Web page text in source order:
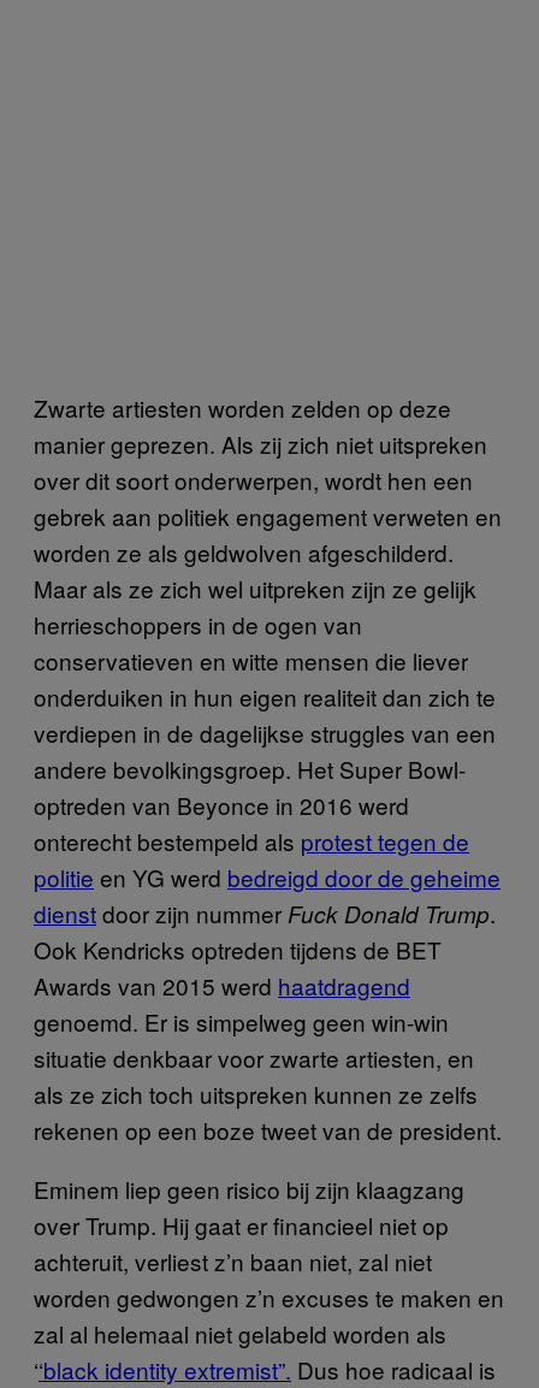
Zwarte artiesten worden zelden op deze
manier geprezen. Als zij zich niet uitspreken
over dit soort onderwerpen, wordt hen een
gebrek aan politiek engagement verweten en
worden ze als geldwolven afgeschilderd.
Maar als ze zich wel uitpreken zijn ze gelijk
herrieschoppers in de ogen van
conservatieven en witte mensen die liever
onderduiken in hun eigen realiteit dan zich te
verdiepen in de dagelijkse struggles van een
andere bevolkingsgroep. Het Super Bowl-
optreden van Beyonce in 2016 werd
onterecht bestempeld als protest tegen de
politie en YG werd bedreigd door de geheime
dienstdoor zijn nummer Fuck Donald Trump.
Ook Kendricks optreden tijdens de BET
Awards van 2015 werd haatdragend
genoemd. Er is simpelweg geen win-win
situatie denkbaar voor zwarte artiesten, en
als ze zich toch uitspreken kunnen ze zelfs
rekenen op een boze tweet van de president.
Eminem liep geen risico bij zijn klaagzang
over Trump. Hij gaat er financieel niet op
achteruit, verliest z’n baan niet, zal niet
worden gedwongen z’n excuses te maken en
zal al helemaal niet gelabeld worden als
‘‘black identity extremist”. Dus hoe radicaal is